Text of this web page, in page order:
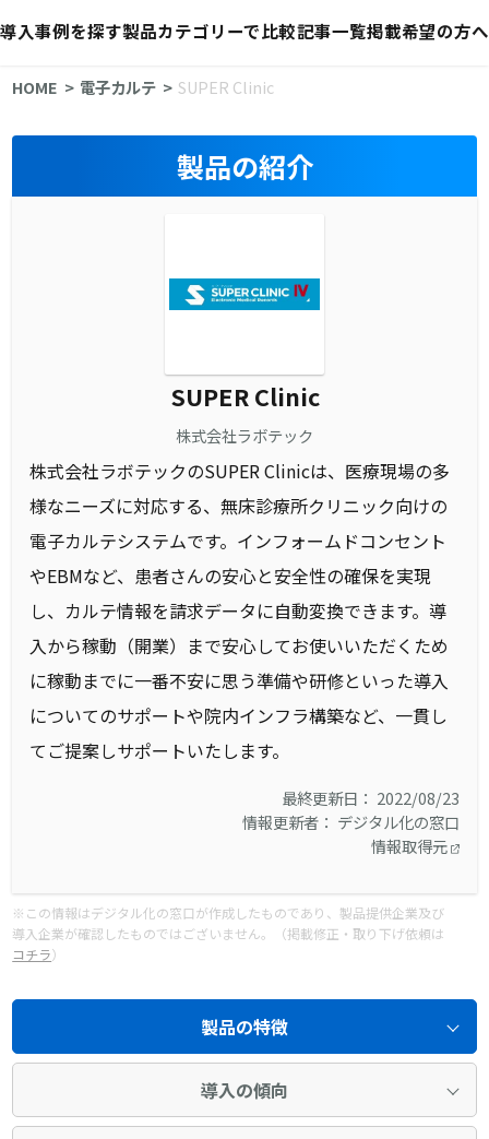
導入事例を探す製品カテゴリーで比較記事一覧掲載希望の方へ
HOME 電子カルテ SUPER Clinic
製品の紹介
SUPER Clinic
株式会社ラボテック
株式会社ラボテックのSUPER Clinicは、医療現場の多
様なニーズに対応する、無床診療所クリニック向けの
電子カルテシステムです。インフォームドコンセント
やEBMなど、患者さんの安心と安全性の確保を実現
し、カルテ情報を請求データに自動変換できます。導
入から稼動（開業）まで安心してお使いいただくため
に稼動までに一番不安に思う準備や研修といった導入
についてのサポートや院内インフラ構築など、一貫し
てご提案しサポートいたします。
最終更新日： 2022/08/23
情報更新者： デジタル化の窓口
情報取得元
※この情報はデジタル化の窓口が作成したものであり、製品提供企業及び
導入企業が確認したものではございません。（掲載修正・取り下げ依頼は
コチラ）
製品の特徴
導入の傾向